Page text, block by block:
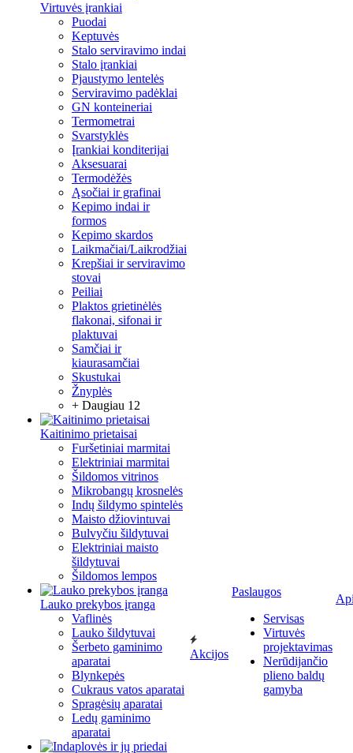
Virtuvės įrankiai
Puodai
Keptuvės
Stalo serviravimo indai
Stalo įrankiai
Pjaustymo lentelės
Serviravimo padėklai
GN konteineriai
Termometrai
Svarstyklės
Įrankiai konditerijai
Aksesuarai
Termodėžės
Ąsočiai ir grafinai
Kepimo indai ir
formos
Kepimo skardos
Laikmačiai/Laikrodžiai
Krepšiai ir serviravimo
stovai
Peiliai
Plaktos grietinėlės
flakonai, sifonai ir
plaktuvai
Samčiai ir
kiaurasamčiai
Skustukai
Žnyplės
+ Daugiau 12
Kaitinimo prietaisai
Furšetiniai marmitai
Elektriniai marmitai
Šildomos vitrinos
Mikrobangų krosnelės
Indų šildymo spintelės
Maisto džiovintuvai
Bulvyčiu šildytuvai
Elektriniai maisto
šildytuvai
Šildomos lempos
Lauko prekybos įranga
Vaflinės
Lauko šildytuvai
Šerbeto gaminimo
aparatai
Blynkepės
Cukraus vatos aparatai
Spragėsių aparatai
Ledų gaminimo
aparatai
Akcijos
Paslaugos
Servisas
Virtuvės
projektavimas
Nerūdijančio
plieno baldų
gamyba